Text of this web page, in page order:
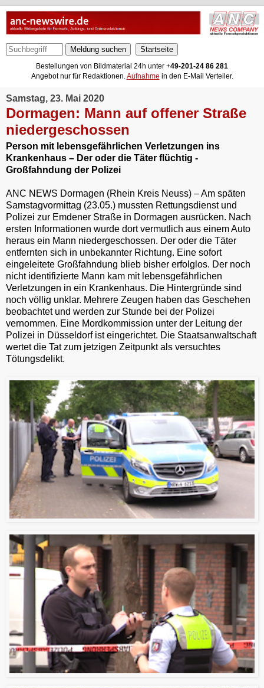
Meldung suchen
Bestellungen von Bildmaterial 24h unter +49-201-24 86 281
Angebot nur für Redaktionen.Aufnahme in den E-Mail Verteiler.
Samstag, 23. Mai 2020
Dormagen: Mann auf offener Straße
niedergeschossen
Person mit lebensgefährlichen Verletzungen ins
Krankenhaus – Der oder die Täter flüchtig -
Großfahndung der Polizei
ANC NEWS Dormagen (Rhein Kreis Neuss) – Am späten
Samstagvormittag (23.05.) mussten Rettungsdienst und
Polizei zur Emdener Straße in Dormagen ausrücken. Nach
ersten Informationen wurde dort vermutlich aus einem Auto
heraus ein Mann niedergeschossen. Der oder die Täter
entfernten sich in unbekannter Richtung. Eine sofort
eingeleitete Großfahndung blieb bisher erfolglos. Der noch
nicht identifizierte Mann kam mit lebensgefährlichen
Verletzungen in ein Krankenhaus. Die Hintergründe sind
noch völlig unklar. Mehrere Zeugen haben das Geschehen
beobachtet und werden zur Stunde bei der Polizei
vernommen. Eine Mordkommission unter der Leitung der
Polizei in Düsseldorf ist eingerichtet. Die Staatsanwaltschaft
wertet die Tat zum jetzigen Zeitpunkt als versuchtes
Tötungsdelikt.